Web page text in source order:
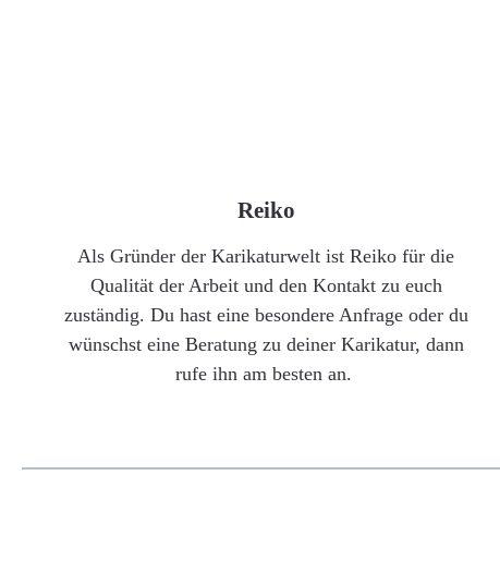
Reiko
Als Gründer der Karikaturwelt ist Reiko für die
Qualität der Arbeit und den Kontakt zu euch
zuständig. Du hast eine besondere Anfrage oder du
wünschst eine Beratung zu deiner Karikatur, dann
rufe ihn am besten an.